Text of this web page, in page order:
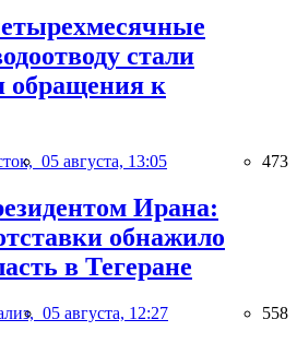
стали
обращения к
05 августа, 13:05 473
Ирана:
обнажило
в Тегеране
05 августа, 12:27 558